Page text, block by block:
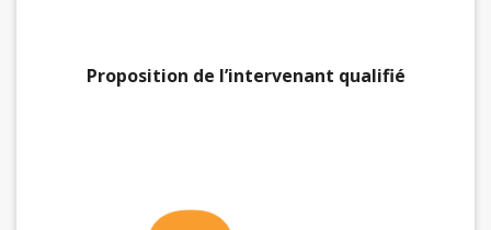
Proposition de l’intervenant qualifié